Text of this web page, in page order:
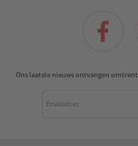
Ons laatste nieuws ontvangen